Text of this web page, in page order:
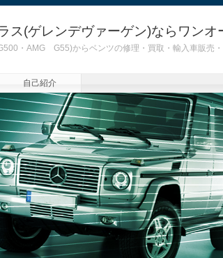
ス(ゲレンデヴァーゲン)ならワンオ
・AMG G55)からベンツの修理・買取・輸入車販売
自己紹介